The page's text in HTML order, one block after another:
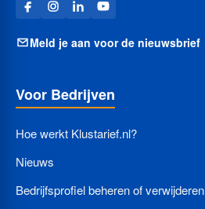
Meld je aan voor de nieuwsbrief
Voor Bedrijven
Hoe werkt Klustarief.nl?
Nieuws
Bedrijfsprofiel beheren of verwijderen